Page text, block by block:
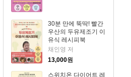
30분 만에 뚝딱! 빨간
우산의 두유제조기 이
유식 레시피북
채인영 저
13,000원
스위치온 다이어트 레